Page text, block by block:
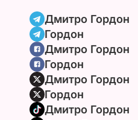
Дмитро Гордон
Гордон
Дмитро Гордон
Гордон
Дмитро Гордон
Гордон
Дмитро Гордон